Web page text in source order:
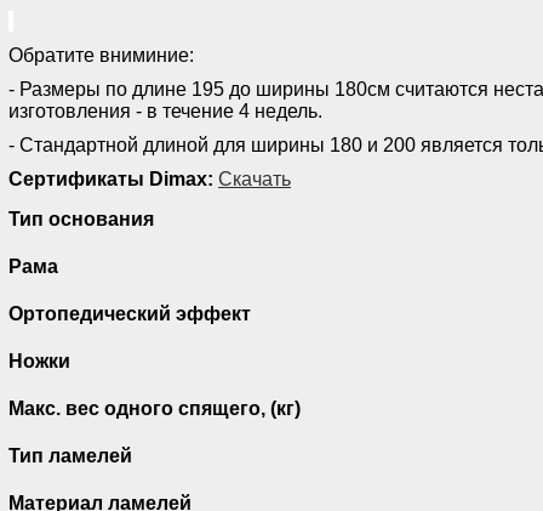
Обратите вниминие:
- Размеры по длине 195 до ширины 180см считаются
изготовления - в течение 4 недель.
- Стандартной длиной для ширины 180 и 200 является
Сертификаты Dimax: Скачать
Тип основания
Рама
Ортопедический эффект
Ножки
Макс. вес одного спящего, (кг)
Тип ламелей
Материал ламелей